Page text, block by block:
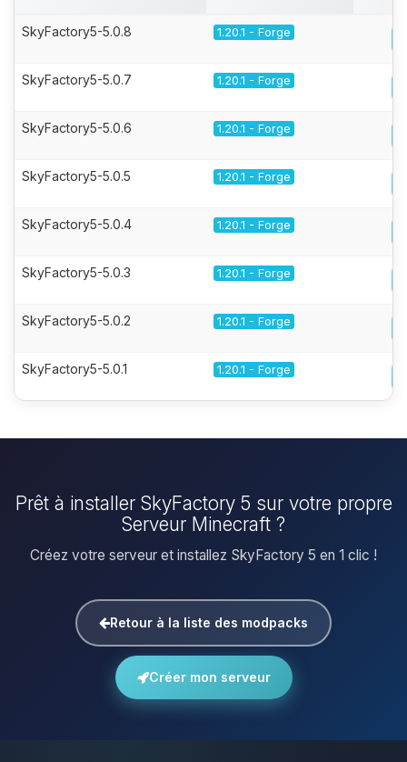
SkyFactory5-5.0.8 1.20.1 - Forge
SkyFactory5-5.0.7 1.20.1 - Forge
SkyFactory5-5.0.6 1.20.1 - Forge
SkyFactory5-5.0.5 1.20.1 - Forge
SkyFactory5-5.0.4 1.20.1 - Forge
SkyFactory5-5.0.3 1.20.1 - Forge
SkyFactory5-5.0.2 1.20.1 - Forge
SkyFactory5-5.0.1 1.20.1 - Forge
Prêt à installer SkyFactory 5 sur votre propre
Serveur Minecraft ?
Créez votre serveur et installez SkyFactory 5 en 1 clic !
Retour à la liste des modpacks
Créer mon serveur